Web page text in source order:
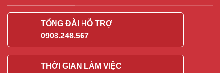
TỔNG ĐÀI HỖ TRỢ
0908.248.567
THỜI GIAN LÀM VIỆC